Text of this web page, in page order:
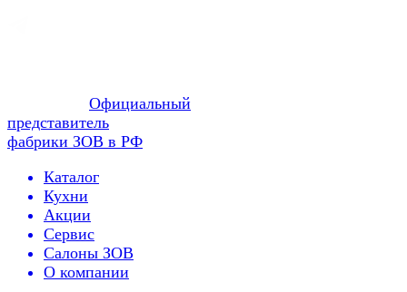
Официальный
представитель
фабрики ЗОВ в РФ
Каталог
Кухни
Акции
Сервис
Салоны ЗОВ
О компании